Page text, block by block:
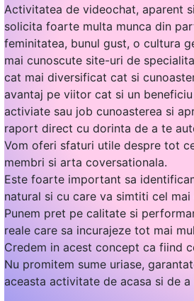
Activitatea de videochat, aparent
solicita foarte multa munca din
feminitatea, bunul gust, o cultura
mai cunoscute site-uri de
cat mai diversificat cat si
avantaj pe viitor cat si un
activiate sau job cunoasterea si
raport direct cu dorinta de a te
Vom oferi sfaturi utile despre tot
membri si arta coversationala.
Este foarte important sa
natural si cu care va simtiti cel
Punem pret pe calitate si
reale care sa incurajeze tot mai
Credem in acest concept ca fiind
Nu promitem sume uriase,
aceasta activitate de acasa si de